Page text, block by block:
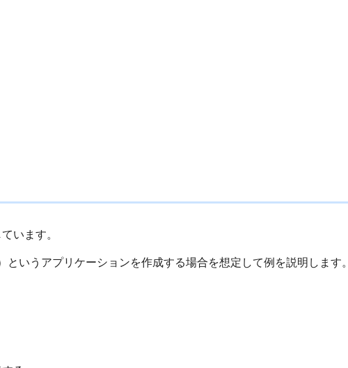
います。
というアプリケーションを作成する場合を想定して例を説明します。